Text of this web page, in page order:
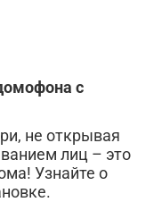
с
не открывая
лиц – это
Узнайте о